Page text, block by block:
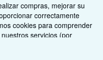
compras, mejorar su
correctamente
cookies para comprender
servicios (por
y así poder realizar mejoras.